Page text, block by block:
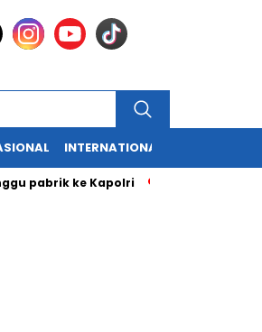
INTERNATIONAL
ke Kapolri Cabup dan Cawali